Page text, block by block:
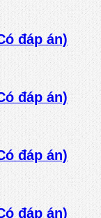
đáp án)
đáp án)
đáp án)
đáp án)